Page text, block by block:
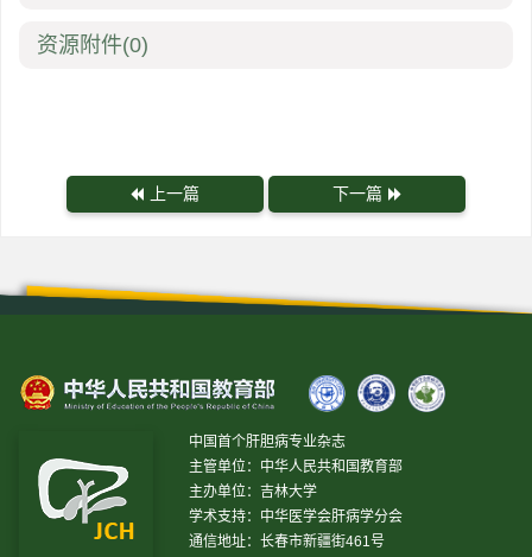
资源附件(0)
上一篇 下一篇
中国首个肝胆病专业杂志
主管单位：中华人民共和国教育部
主办单位：吉林大学
学术支持：中华医学会肝病学分会
通信地址：长春市新疆街461号